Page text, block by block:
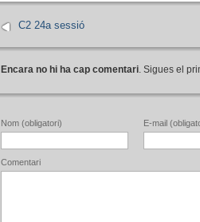
C2 24a sessió
Encara no hi ha cap comentari. Sigues el
Nom (obligatori) E-mail
Comentari